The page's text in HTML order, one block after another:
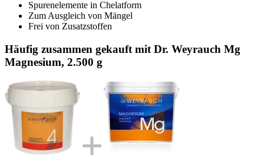
Spurenelemente in Chelatform
Zum Ausgleich von Mängel
Frei von Zusatzstoffen
Häufig zusammen gekauft mit Dr. Weyrauch Mg
Magnesium, 2.500 g